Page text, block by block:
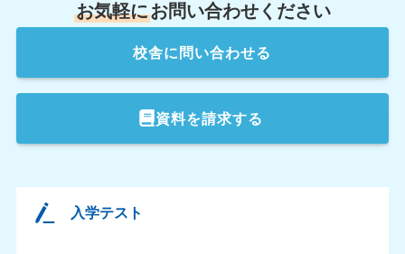
お気軽にお問い合わせください
校舎に問い合わせる
資料を請求する
入学テスト